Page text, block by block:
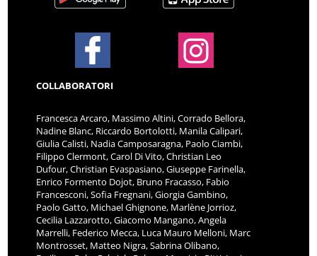
COLLABORATORI
Francesca Arcaro, Massimo Altini, Corrado Bellora,
Nadine Blanc, Riccardo Bortolotti, Manila Calipari,
Giulia Calisti, Nadia Camposaragna, Paolo Ciambi,
Filippo Clermont, Carol Di Vito, Christian Leo
Dufour, Christian Evaspasiano, Giuseppe Farinella,
Enrico Formento Dojot, Bruno Fracasso, Fabio
Francesconi, Sofia Fregnani, Giorgia Gambino,
Paolo Gatto, Michael Ghignone, Marlène Jorrioz,
Cecilia Lazzarotto, Giacomo Mangano, Angela
Marrelli, Federico Mecca, Luca Mauro Melloni, Marc
Montrosset, Matteo Nigra, Sabrina Olibano,